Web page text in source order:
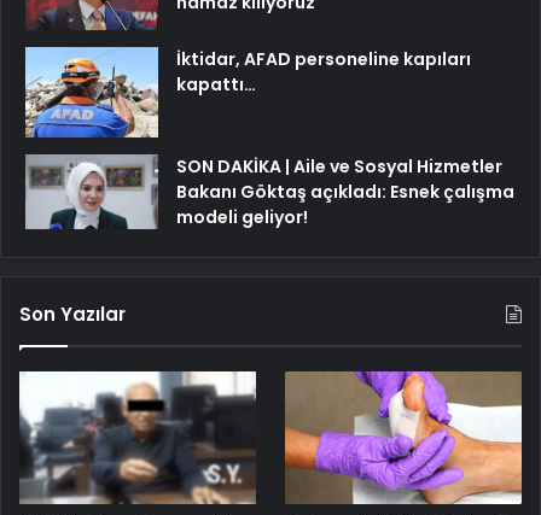
İktidar, AFAD personeline kapıları
kapattı…
SON DAKİKA | Aile ve Sosyal Hizmetler
Bakanı Göktaş açıkladı: Esnek çalışma
modeli geliyor!
Son Yazılar